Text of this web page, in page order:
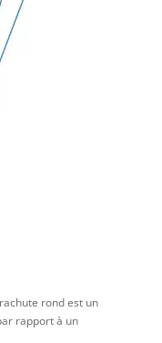
rond est un
rapport à un